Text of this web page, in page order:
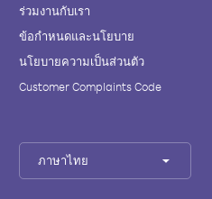
ร่วมงานกับเรา
ข้อกำหนดและนโยบาย
นโยบายความเป็นส่วนตัว
Customer Complaints Code
ภาษาไทย